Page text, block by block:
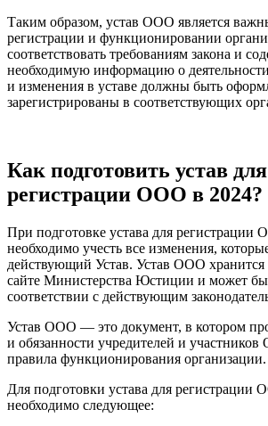
Таким образом, устав ООО является
регистрации и функционировании
соответствовать требованиям закона и
необходимую информацию о
и изменения в уставе должны быть
зарегистрированы в соответствующих
Как подготовить устав для
регистрации ООО в 2024?
При подготовке устава для регистрации
необходимо учесть все изменения,
действующий Устав. Устав ООО хранится
сайте Министерства Юстиции и может
соответствии с действующим
Устав ООО — это документ, в котором
и обязанности учредителей и
правила функционирования организации.
Для подготовки устава для регистрации
необходимо следующее: